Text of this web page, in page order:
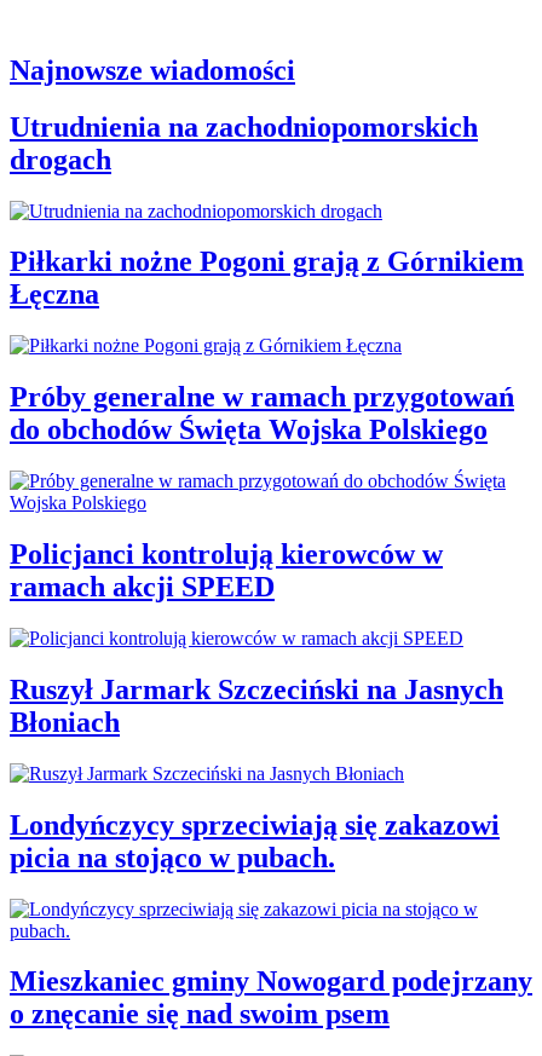
Najnowsze wiadomości
Utrudnienia na zachodniopomorskich
drogach
Piłkarki nożne Pogoni grają z Górnikiem
Łęczna
Próby generalne w ramach przygotowań
do obchodów Święta Wojska Polskiego
Policjanci kontrolują kierowców w
ramach akcji SPEED
Ruszył Jarmark Szczeciński na Jasnych
Błoniach
Londyńczycy sprzeciwiają się zakazowi
picia na stojąco w pubach.
Mieszkaniec gminy Nowogard podejrzany
o znęcanie się nad swoim psem